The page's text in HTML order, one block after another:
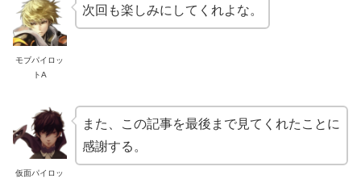
モブパイロッ
トA
次回も楽しみにしてくれよな。
仮面パイロッ
また、この記事を最後まで見てくれたことに
感謝する。